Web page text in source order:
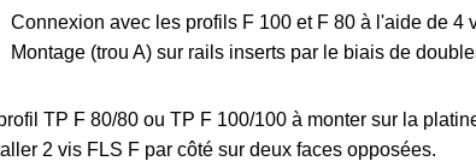
Connexion avec les profils F 100 et F 80 à l'aide de 4
Montage (trou A) sur rails inserts par le biais de
TP F 80/80 ou TP F 100/100 à monter sur la
2 vis FLS F par côté sur deux faces opposées.